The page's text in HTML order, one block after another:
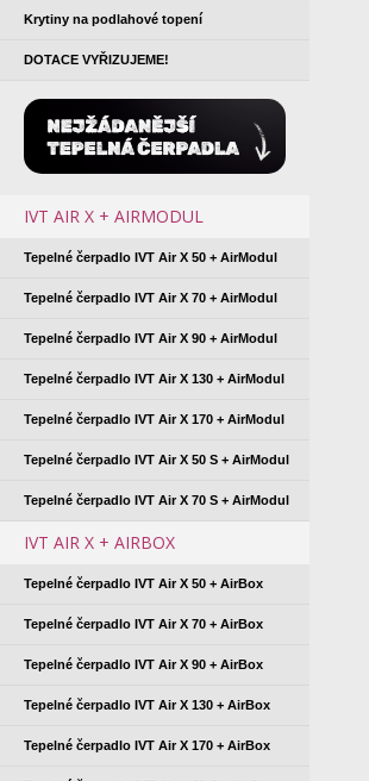
Krytiny na podlahové topení
DOTACE VYŘIZUJEME!
IVT AIR X + AIRMODUL
Tepelné čerpadlo IVT Air X 50 + AirModul
Tepelné čerpadlo IVT Air X 70 + AirModul
Tepelné čerpadlo IVT Air X 90 + AirModul
Tepelné čerpadlo IVT Air X 130 + AirModul
Tepelné čerpadlo IVT Air X 170 + AirModul
Tepelné čerpadlo IVT Air X 50 S + AirModul
Tepelné čerpadlo IVT Air X 70 S + AirModul
IVT AIR X + AIRBOX
Tepelné čerpadlo IVT Air X 50 + AirBox
Tepelné čerpadlo IVT Air X 70 + AirBox
Tepelné čerpadlo IVT Air X 90 + AirBox
Tepelné čerpadlo IVT Air X 130 + AirBox
Tepelné čerpadlo IVT Air X 170 + AirBox